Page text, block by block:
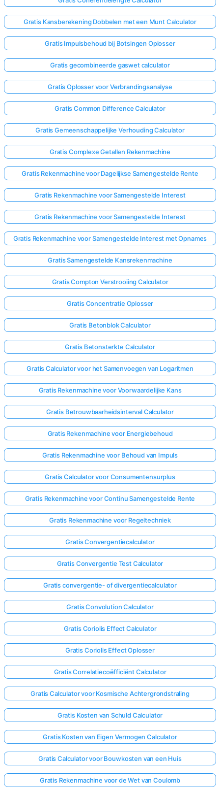
Gratis Kansberekening Dobbelen met een Munt Calculator
Gratis Impulsbehoud bij Botsingen Oplosser
Gratis gecombineerde gaswet calculator
Gratis Oplosser voor Verbrandingsanalyse
Gratis Common Difference Calculator
Gratis Gemeenschappelijke Verhouding Calculator
Gratis Complexe Getallen Rekenmachine
Gratis Rekenmachine voor Dagelijkse Samengestelde Rente
Gratis Rekenmachine voor Samengestelde Interest
Gratis Rekenmachine voor Samengestelde Interest
Gratis Rekenmachine voor Samengestelde Interest met Opnames
Gratis Samengestelde Kansrekenmachine
Gratis Compton Verstrooiing Calculator
Gratis Concentratie Oplosser
Gratis Betonblok Calculator
Gratis Betonsterkte Calculator
Gratis Calculator voor het Samenvoegen van Logaritmen
Gratis Rekenmachine voor Voorwaardelijke Kans
Gratis Betrouwbaarheidsinterval Calculator
Gratis Rekenmachine voor Energiebehoud
Gratis Rekenmachine voor Behoud van Impuls
Gratis Calculator voor Consumentensurplus
Gratis Rekenmachine voor Continu Samengestelde Rente
Gratis Rekenmachine voor Regeltechniek
Gratis Convergentiecalculator
Gratis Convergentie Test Calculator
Gratis convergentie- of divergentiecalculator
Gratis Convolution Calculator
Gratis Coriolis Effect Calculator
Gratis Coriolis Effect Oplosser
Gratis Correlatiecoëfficiënt Calculator
Gratis Calculator voor Kosmische Achtergrondstraling
Gratis Kosten van Schuld Calculator
Gratis Kosten van Eigen Vermogen Calculator
Gratis Calculator voor Bouwkosten van een Huis
Gratis Rekenmachine voor de Wet van Coulomb